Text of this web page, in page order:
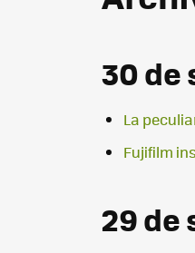
30 de
La
Fujifilm
29 de